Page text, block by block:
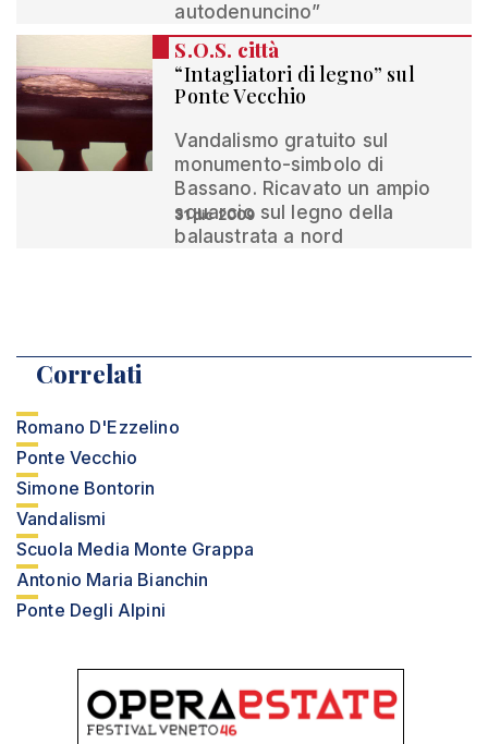
autodenuncino”
S.O.S. città
“Intagliatori di legno” sul
Ponte Vecchio
Vandalismo gratuito sul
monumento-simbolo di
Bassano. Ricavato un ampio
squarcio sul legno della
balaustrata a nord
31 dic 2009
Correlati
Romano D'Ezzelino
Ponte Vecchio
Simone Bontorin
Vandalismi
Scuola Media Monte Grappa
Antonio Maria Bianchin
Ponte Degli Alpini